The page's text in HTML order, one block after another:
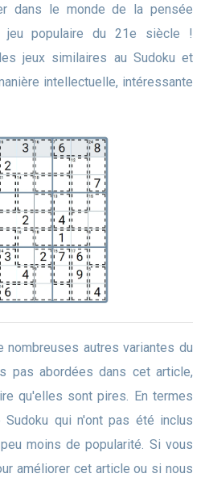
jeu populaire du 21e siècle !
jeux similaires au Sudoku et
intellectuelle, intéressante
pas abordées dans cet article,
qu'elles sont pires. En termes
qui n'ont pas été inclus
moins de popularité. Si vous
améliorer cet article ou si nous